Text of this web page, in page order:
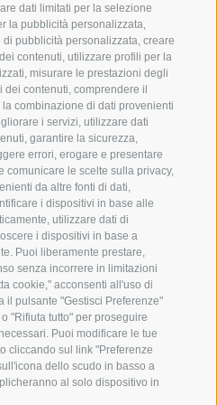
dati limitati per la selezione
la pubblicità personalizzata,
pubblicità personalizzata, creare
contenuti, utilizzare profili per la
misurare le prestazioni degli
contenuti, comprendere il
combinazione di dati provenienti
i servizi, utilizzare dati
garantire la sicurezza,
errori, erogare e presentare
comunicare le scelte sulla privacy,
da altre fonti di dati,
i dispositivi in base alle
utilizzare dati di
i dispositivi in base a
Puoi liberamente prestare,
senza incorrere in limitazioni
cookie," acconsenti all'uso di
il pulsante "Gestisci Preferenze"
"Rifiuta tutto" per proseguire
Puoi modificare le tue
cliccando sul link "Preferenze
dello scudo in basso a
al solo dispositivo in